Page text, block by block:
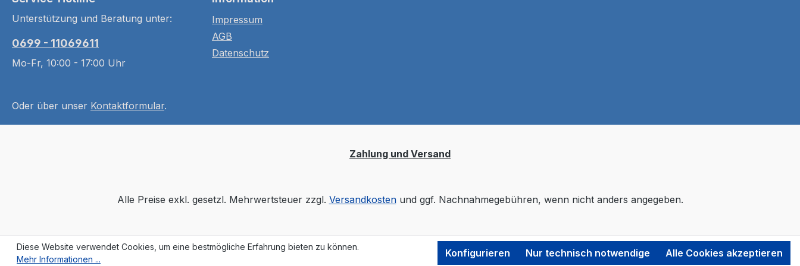
Unterstützung und Beratung unter:
0699 - 11069611
Mo-Fr, 10:00 - 17:00 Uhr
Oder über unser Kontaktformular.
Impressum
AGB
Datenschutz
Zahlung und Versand
Alle Preise exkl. gesetzl. Mehrwertsteuer zzgl. Versandkostenund ggf. Nachnahmegebühren, wenn nicht anders angegeben.
Diese Website verwendet Cookies, um eine bestmögliche Erfahrung bieten zu können.
Mehr Informationen ...
Nur technisch notwendige
Konfigurieren Alle Cookies akzeptieren